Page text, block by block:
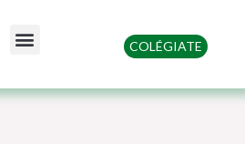
Menu COLÉGIATE